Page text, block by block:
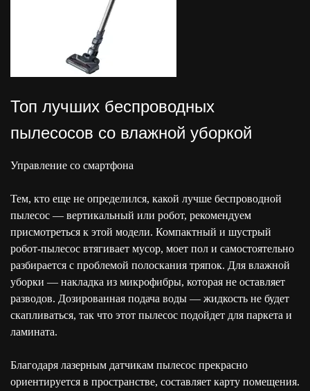
Топ лучших беспроводных
пылесосов со влажной уборкой
Управление со смартфона
Тем, кто еще не определился, какой лучше беспроводной
пылесос — вертикальный или робот, рекомендуем
присмотреться к этой модели. Компактный и шустрый
робот-пылесос втягивает мусор, моет пол и самостоятельно
разбирается с проблемой полоскания тряпок. Для влажной
уборки — накладка из микрофибры, которая не оставляет
разводов. Дозированная подача воды — жидкость не будет
скапливаться, так что этот пылесос подойдет для паркета и
ламината.
Благодаря лазерным датчикам пылесос прекрасно
ориентируется в пространстве, составляет карту помещения.